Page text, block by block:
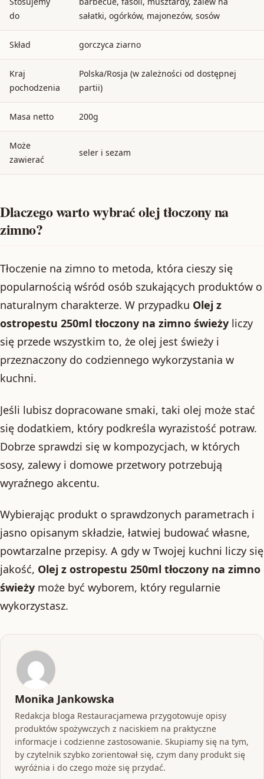
do
sałatki, ogórków, majonezów, sosów
Skład gorczyca ziarno
Kraj
pochodzenia
Polska/Rosja (w zależności od dostępnej
partii)
Masa netto 200g
Może
zawierać
seler i sezam
Dlaczego warto wybrać olej tłoczony na
zimno?
Tłoczenie na zimno to metoda, która cieszy się
popularnością wśród osób szukających produktów o
naturalnym charakterze. W przypadku Olej z
ostropestu 250ml tłoczony na zimno świeży liczy
się przede wszystkim to, że olej jest świeży i
przeznaczony do codziennego wykorzystania w
kuchni.
Jeśli lubisz dopracowane smaki, taki olej może stać
się dodatkiem, który podkreśla wyrazistość potraw.
Dobrze sprawdzi się w kompozycjach, w których
sosy, zalewy i domowe przetwory potrzebują
wyraźnego akcentu.
Wybierając produkt o sprawdzonych parametrach i
jasno opisanym składzie, łatwiej budować własne,
powtarzalne przepisy. A gdy w Twojej kuchni liczy się
jakość, Olej z ostropestu 250ml tłoczony na zimno
świeży może być wyborem, który regularnie
wykorzystasz.
Monika Jankowska
Redakcja bloga Restauracjamewa przygotowuje opisy
produktów spożywczych z naciskiem na praktyczne
informacje i codzienne zastosowanie. Skupiamy się na tym,
by czytelnik szybko zorientował się, czym dany produkt się
wyróżnia i do czego może się przydać.